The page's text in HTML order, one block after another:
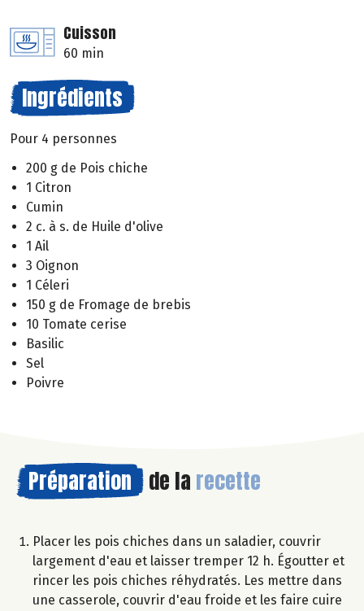
Cuisson
60 min
Ingrédients
Pour 4 personnes
200 g de Pois chiche
1 Citron
Cumin
2 c. à s. de Huile d'olive
1 Ail
3 Oignon
1 Céleri
150 g de Fromage de brebis
10 Tomate cerise
Basilic
Sel
Poivre
Préparation de la recette
Placer les pois chiches dans un saladier, couvrir
largement d'eau et laisser tremper 12 h. Égoutter et
rincer les pois chiches réhydratés. Les mettre dans
une casserole, couvrir d'eau froide et les faire cuire